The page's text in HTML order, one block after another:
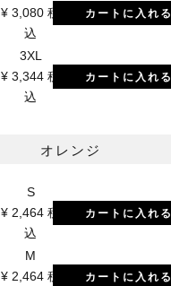
¥ 3,080 税
込
カートに入れる
3XL
¥ 3,344 税
込
カートに入れる
オレンジ
S
¥ 2,464 税
込
カートに入れる
M
¥ 2,464 税
カートに入れる